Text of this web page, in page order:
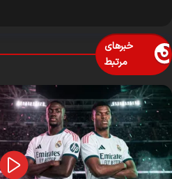
خبرهای
مرتبط